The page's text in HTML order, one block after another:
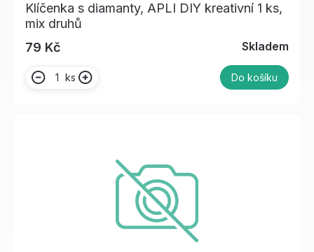
Klíčenka s diamanty, APLI DIY kreativní 1 ks,
mix druhů
79 Kč
Skladem
ks Do košíku